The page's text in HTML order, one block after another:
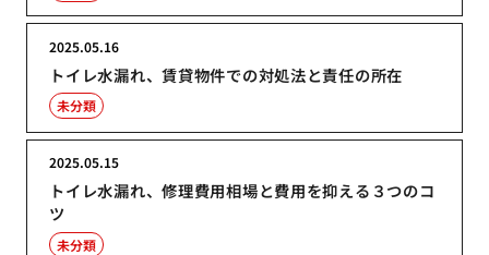
トイレ水漏れ、賃貸物件での対処法と責任の所在
2025.05.16
未分類
トイレ水漏れ、修理費用相場と費用を抑える３つのコ
ツ
2025.05.15
未分類